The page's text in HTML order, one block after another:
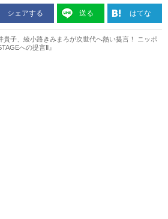
シェアする 送る はてな
貴子、綾小路きみまろが次世代へ熱い提言！ ニッポ
への提言Ⅱ』